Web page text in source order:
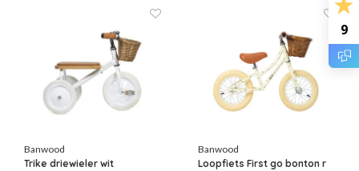
9
Banwood
Trike driewieler wit
Banwood
Loopfiets First go bonton r